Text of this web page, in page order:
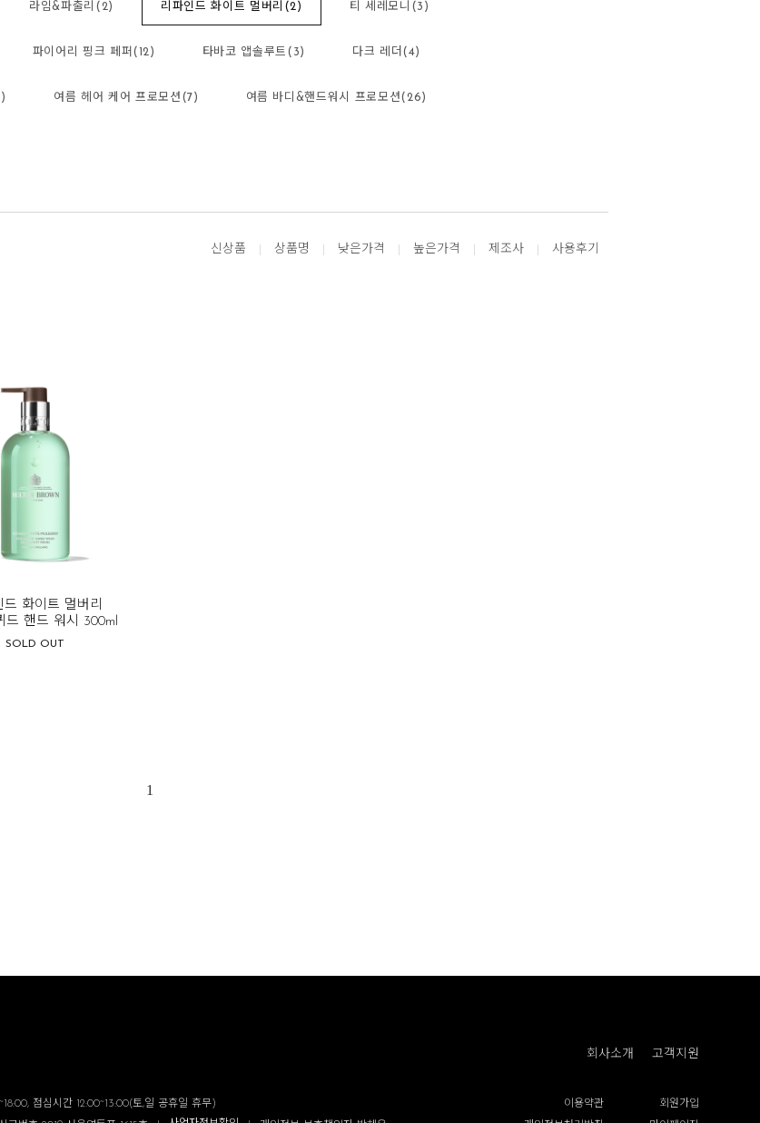
라임&파출리(2) 리파인드 화이트 멀버리(2) 티 세레모니(3)
파이어리 핑크 페퍼(12) 타바코 앱솔루트(3) 다크 레더(4)
여름 헤어 케어 프로모션(7) 여름 바디&핸드워시 프로모션(26)
신상품 상품명 낮은가격 높은가격 제조사 사용후기
드 화이트 멀버리
드 핸드 워시 300ml
SOLD OUT
1
점심시간 12:00~13:00(토,일 공휴일 휴무)
회사소개 고객지원
이용약관
회원가입